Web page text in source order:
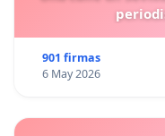
901 firmas
6 May 2026